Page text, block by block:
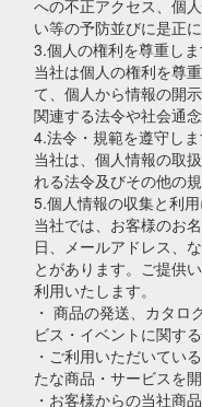
への不正アクセス、個
い等の予防並びに是正に
3.個人の権利を尊重し
当社は個人の権利を尊
て、個人から情報の開
関連する法令や社会通
4.法令・規範を遵守し
当社は、個人情報の取
れる法令及びその他の
5.個人情報の収集と利
当社では、お客様のお
日、メールアドレス、
とがあります。ご提供
利用いたします。
・ 商品の発送、カタロ
ビス・イベントに関す
・ご利用いただいてい
たな商品・サービスを
・お客様からの当社商